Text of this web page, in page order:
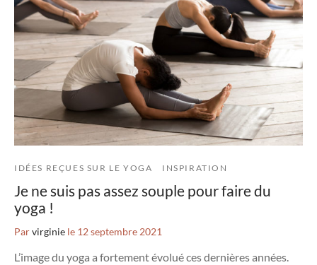
IDÉES REÇUES SUR LE YOGA INSPIRATION
Je ne suis pas assez souple pour faire du
yoga !
Parvirginie le 12 septembre 2021
L’image du yoga a fortement évolué ces dernières années.